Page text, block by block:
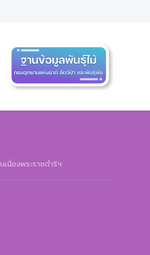
นื่องพระราชดำริฯ